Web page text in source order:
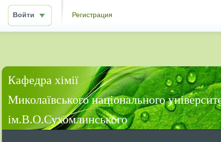
Войти Регистрация
Кафедра хімії
Миколаївського національного
ім.В.О.Сухомлинського